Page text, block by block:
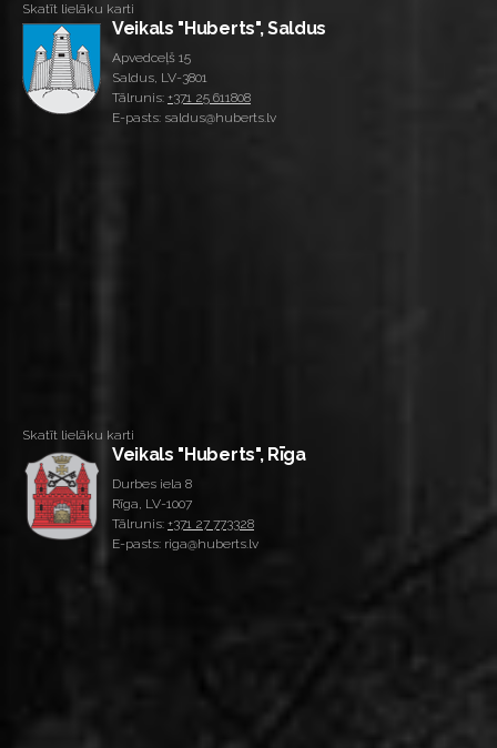
Skatīt lielāku karti
Veikals "Huberts", Saldus
Apvedceļš 15
Saldus, LV-3801
Tālrunis: +371 25 611808
E-pasts: saldus@huberts.lv
Skatīt lielāku karti
Veikals "Huberts", Rīga
Durbes iela 8
Rīga, LV-1007
Tālrunis: +371 27 773328
E-pasts: riga@huberts.lv